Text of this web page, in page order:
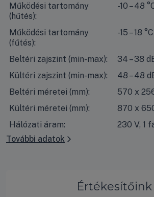
Működési tartomány
(hűtés):
-10 – 48
Működési tartomány
(fűtés):
-15 – 18 °C
Beltéri zajszint (min-max):
34 – 38
Kültéri zajszint (min-max):
48 – 48
Beltéri méretei (mm):
570 x
Kültéri méretei (mm):
870 x
Hálózati áram:
230 V, 1
További adatok
Értékesítőink